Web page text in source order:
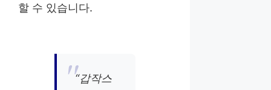
할 수 있습니다.
“갑작스